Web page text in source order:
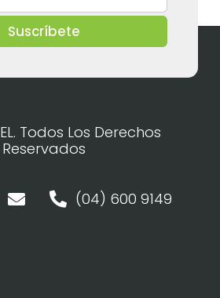
Suscríbete
Todos Los Derechos
Reservados
(04) 600 9149